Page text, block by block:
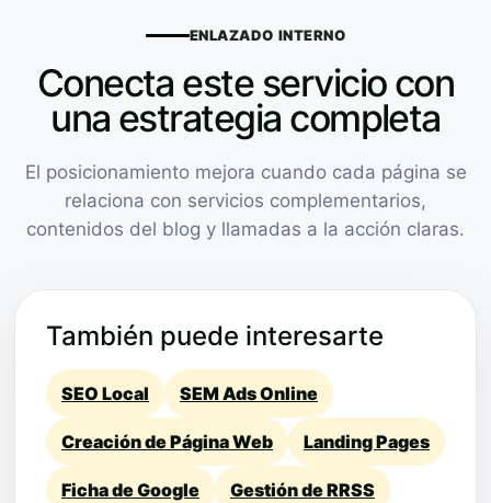
ENLAZADO INTERNO
Conecta este servicio con
una estrategia completa
El posicionamiento mejora cuando cada página se
relaciona con servicios complementarios,
contenidos del blog y llamadas a la acción claras.
También puede interesarte
SEO Local SEM Ads Online
Creación de Página Web Landing Pages
Ficha de Google Gestión de RRSS